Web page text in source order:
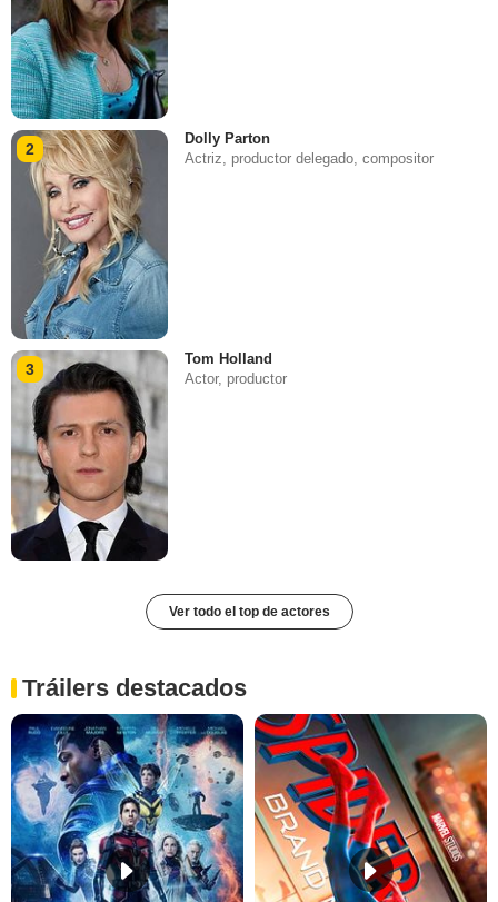
2
Dolly Parton
Actriz, productor delegado, compositor
3
Tom Holland
Actor, productor
Ver todo el top de actores
Tráilers destacados